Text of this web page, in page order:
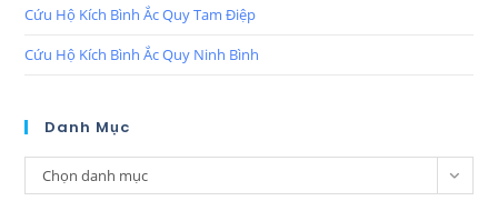
Cứu Hộ Kích Bình Ắc Quy Tam Điệp
Cứu Hộ Kích Bình Ắc Quy Ninh Bình
Danh Mục
Chọn danh mục